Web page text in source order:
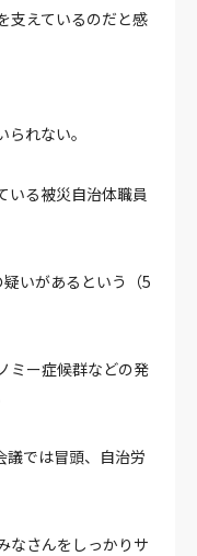
支えているのだと感
れない。
いる被災自治体職員
いがあるという（5
ミー症候群などの発
議では冒頭、自治労
なさんをしっかりサ